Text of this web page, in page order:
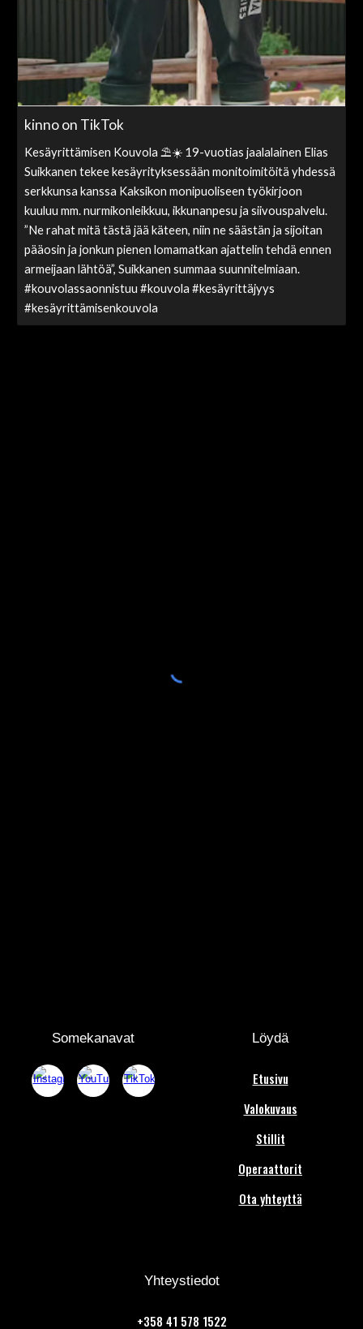
kinno on TikTok
Kesäyrittämisen Kouvola ⛱️☀️ 19-vuotias jaalalainen Elias
Suikkanen tekee kesäyrityksessään monitoimitöitä yhdessä
serkkunsa kanssa Kaksikon monipuoliseen työkirjoon
kuuluu mm. nurmikonleikkuu, ikkunanpesu ja siivouspalvelu.
”Ne rahat mitä tästä jää käteen, niin ne säästän ja sijoitan
pääosin ja jonkun pienen lomamatkan ajattelin tehdä ennen
armeijaan lähtöä”, Suikkanen summaa suunnitelmiaan.
#kouvolassaonnistuu #kouvola #kesäyrittäjyys
#kesäyrittämisenkouvola
Somekanavat Löydä
Etusivu
Valokuvaus
Stillit
Operaattorit
Ota yhteyttä
Yhteystiedot
+358 41 578 1522